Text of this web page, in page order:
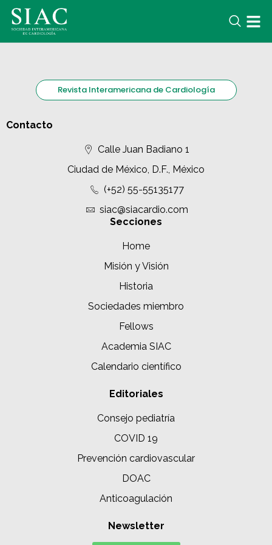
Revista Interamericana de Cardiología
Contacto
Calle Juan Badiano 1
Ciudad de México, D.F., México
(+52) 55-55135177
siac@siacardio.com
Secciones
Home
Misión y Visión
Historia
Sociedades miembro
Fellows
Academia SIAC
Calendario científico
Editoriales
Consejo pediatría
COVID 19
Prevención cardiovascular
DOAC
Anticoagulación
Newsletter